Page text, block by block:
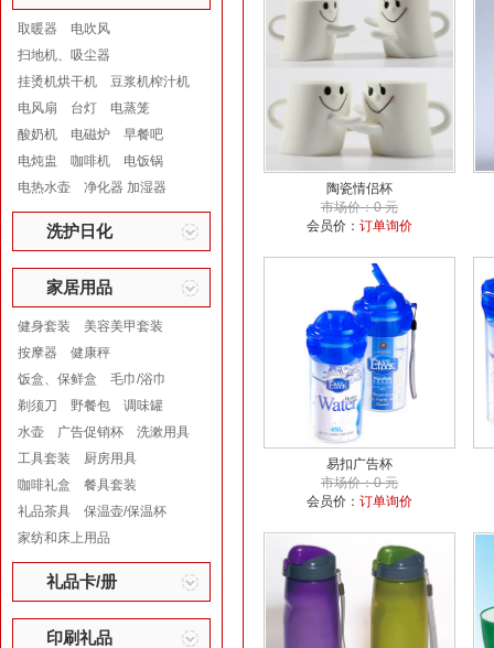
取暖器
电吹风
扫地机、吸尘器
挂烫机烘干机
豆浆机榨汁机
电风扇
台灯
电蒸笼
酸奶机
电磁炉
早餐吧
电炖盅
咖啡机
电饭锅
电热水壶
净化器 加湿器
洗护日化
家居用品
健身套装
美容美甲套装
按摩器
健康秤
饭盒、保鲜盒
毛巾/浴巾
剃须刀
野餐包
调味罐
水壶
广告促销杯
洗漱用具
工具套装
厨房用具
咖啡礼盒
餐具套装
礼品茶具
保温壶/保温杯
家纺和床上用品
礼品卡/册
印刷礼品
陶瓷情侣杯
市场价：0 元
会员价： 订单询价
易扣广告杯
市场价：0 元
会员价： 订单询价